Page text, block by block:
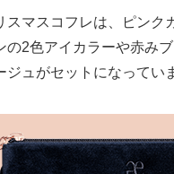
スマスコフレは、ピンク
の2色アイカラーや赤み
ジュがセットになってい